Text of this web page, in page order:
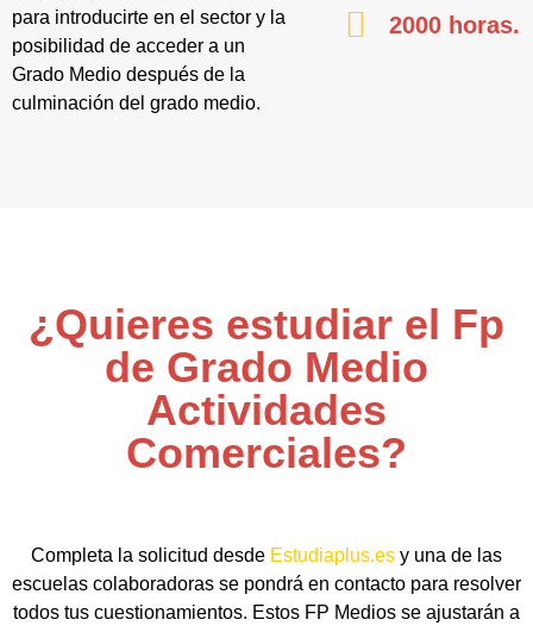
para introducirte en el sector y la
posibilidad de acceder a un
Grado Medio después de la
culminación del grado medio.
2000 horas.
¿Quieres estudiar el Fp
de Grado Medio
Actividades
Comerciales?
Completa la solicitud desde Estudiaplus.es y una de las
escuelas colaboradoras se pondrá en contacto para resolver
todos tus cuestionamientos. Estos FP Medios se ajustarán a